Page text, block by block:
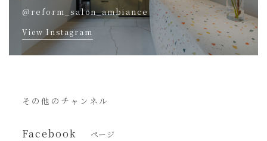
@reform_salon_ambiance
View Instagram
その他のチャンネル
Facebook ページ